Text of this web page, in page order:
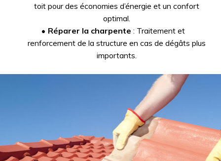
toit pour des économies d’énergie et un confort
optimal.
Réparer la charpente : Traitement et
renforcement de la structure en cas de dégâts plus
importants.